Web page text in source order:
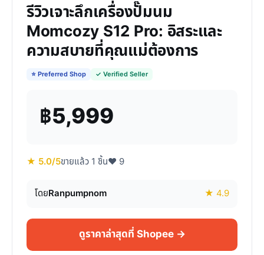
รีวิวเจาะลึกเครื่องปั๊มนม
Momcozy S12 Pro: อิสระและ
ความสบายที่คุณแม่ต้องการ
⭐ Preferred Shop ✓ Verified Seller
฿5,999
★ 5.0/5ขายแล้ว 1 ชิ้น♥ 9
โดยRanpumpnom ★ 4.9
ดูราคาล่าสุดที่ Shopee →